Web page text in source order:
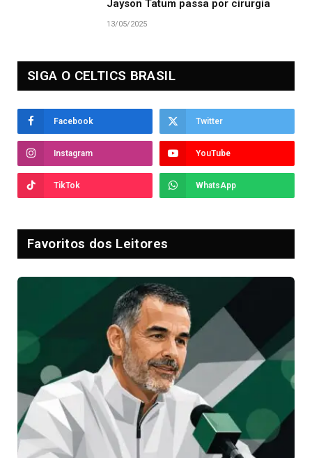
Jayson Tatum passa por cirurgia
13/05/2025
SIGA O CELTICS BRASIL
Facebook Twitter
Instagram YouTube
TikTok WhatsApp
Favoritos dos Leitores